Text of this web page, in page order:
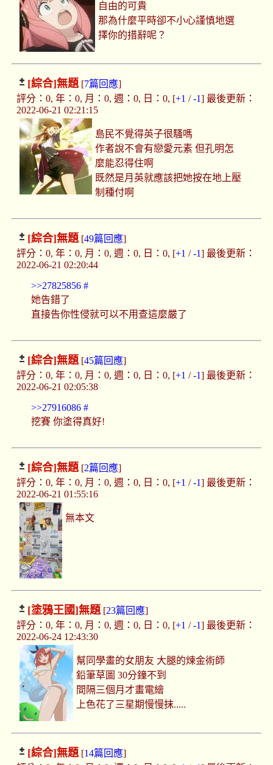
自由的可貴
那為什麼平時卻不小心謹慎地選
擇你的措辭呢？
[綜合]無題[7篇回應]
評分：0, 年：0, 月：0, 週：0, 日：0, [+1 /-1] 最後更新：
2022-06-21 02:21:15
島民不覺得英子很騷嗎
作者說不會有戀愛元素 但孔明怎
麼能忍得住啊
既然是月英就應該把她按在地上壓
制種付啊
[綜合]無題[49篇回應]
評分：0, 年：0, 月：0, 週：0, 日：0, [+1 /-1] 最後更新：
2022-06-21 02:20:44
>>27825856#
她告錯了
直接告你性侵就可以不用查這麼嚴了
[綜合]無題[45篇回應]
評分：0, 年：0, 月：0, 週：0, 日：0, [+1 /-1] 最後更新：
2022-06-21 02:05:38
>>27916086#
挖賽 你塗得真好!
[綜合]無題[2篇回應]
評分：0, 年：0, 月：0, 週：0, 日：0, [+1 /-1] 最後更新：
2022-06-21 01:55:16
無本文
[塗鴉王國]無題[23篇回應]
評分：0, 年：0, 月：0, 週：0, 日：0, [+1 /-1] 最後更新：
2022-06-24 12:43:30
幫同學畫的女朋友 大腿的煉金術師
鉛筆草圖 30分鐘不到
間隔三個月才畫電繪
上色花了三星期慢慢抹.....
[綜合]無題[14篇回應]